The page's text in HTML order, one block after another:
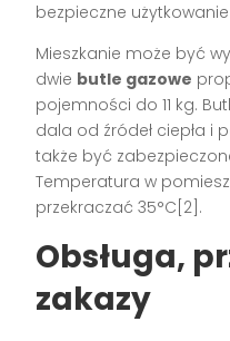
bezpieczne
Mieszkanie może być
dwie butle gazowe
pojemności do 11 kg.
dala od źródeł ciepła i
także być
Temperatura w
przekraczać 35°C[2].
Obsługa,
zakazy